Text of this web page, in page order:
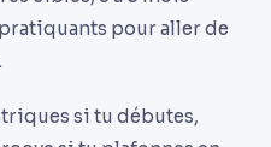
pour aller de
si tu débutes,